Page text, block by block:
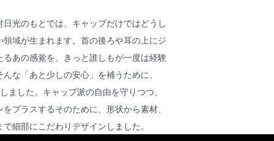
日光のもとでは、キャップだけではどうし
域が生まれます。首の後ろや耳の上にジ
るあの感覚を、きっと誰しもが一度は経験
な「あと少しの安心」を補うために、
ました。キャップ派の自由を守りつつ、
プラスするそのために、形状から素材、
細部にこだわりデザインしました。